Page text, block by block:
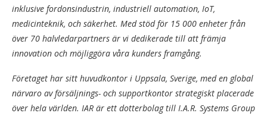
inklusive fordonsindustrin, industriell automation, IoT,
medicinteknik, och säkerhet. Med stöd för 15 000 enheter från
över 70 halvledarpartners är vi dedikerade till att främja
innovation och möjliggöra våra kunders framgång.
Företaget har sitt huvudkontor i Uppsala, Sverige, med en global
närvaro av försäljnings- och supportkontor strategiskt placerade
över hela världen. IAR är ett dotterbolag till I.A.R. Systems Group